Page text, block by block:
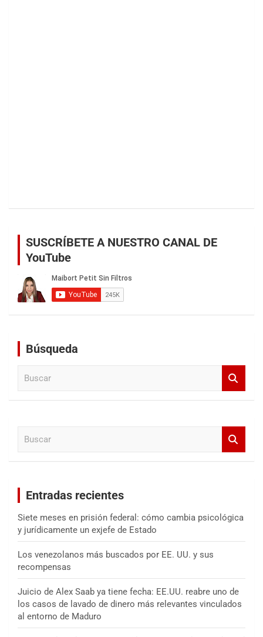
SUSCRÍBETE A NUESTRO CANAL DE
YouTube
Búsqueda
Entradas recientes
Siete meses en prisión federal: cómo cambia psicológica
y jurídicamente un exjefe de Estado
Los venezolanos más buscados por EE. UU. y sus
recompensas
Juicio de Alex Saab ya tiene fecha: EE.UU. reabre uno de
los casos de lavado de dinero más relevantes vinculados
al entorno de Maduro